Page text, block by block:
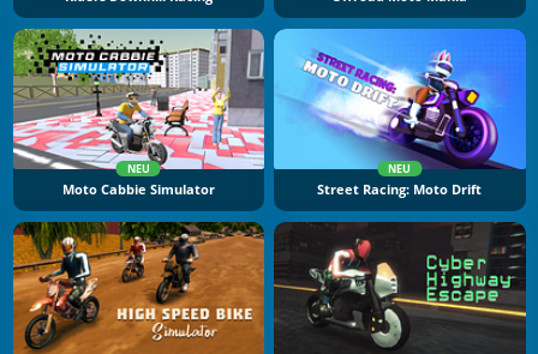
NEU
Moto Cabbie Simulator
NEU
Street Racing: Moto Drift